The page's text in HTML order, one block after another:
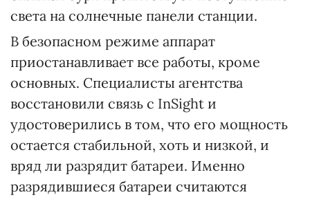
света на солнечные панели станции.
В безопасном режиме аппарат
приостанавливает все работы, кроме
основных. Специалисты агентства
восстановили связь с InSight и
удостоверились в том, что его мощность
остается стабильной, хоть и низкой, и
вряд ли разрядит батареи. Именно
разрядившиеся батареи считаются